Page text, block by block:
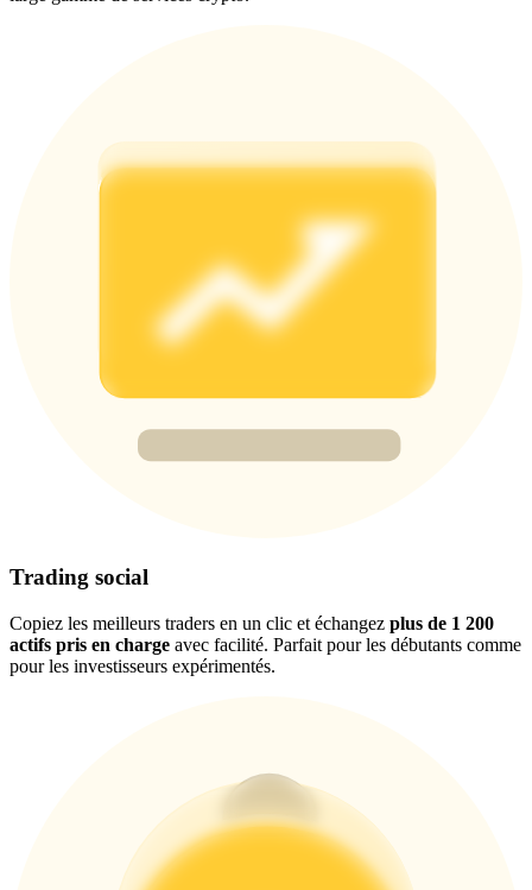
Precious Metals Trading Carnival
Trade Gold & Silver · 33,333 USDT Bonus
USDT New User Exclusive 10% APR
USDT Flexible Staking | Daily Rewards
Crypto World Cup 2026: Grand Finale
77,777+3k Rewards
Trading social
Copiez les meilleurs traders en un clic et échangez plus de 1 200
actifs pris en charge avec facilité. Parfait pour les débutants comme
pour les investisseurs expérimentés.